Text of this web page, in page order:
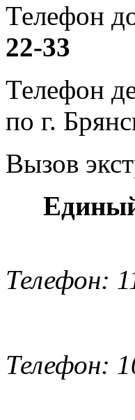
Телефон
22-33
Телефон
по г.
Вызов
Телефон:
Телефон: